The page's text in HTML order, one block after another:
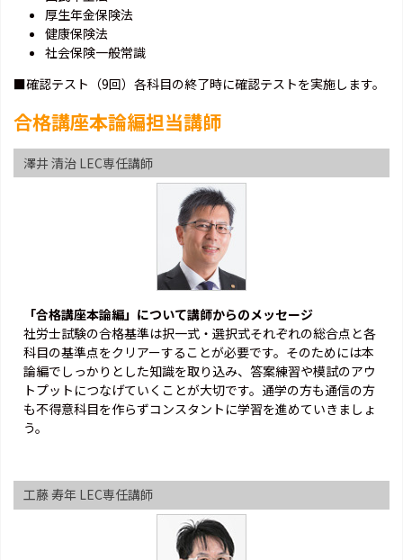
厚生年金保険法
健康保険法
社会保険一般常識
■確認テスト（9回）各科目の終了時に確認テストを実施します。
合格講座本論編担当講師
澤井 清治 LEC専任講師
「合格講座本論編」について講師からのメッセージ
社労士試験の合格基準は択一式・選択式それぞれの総合点と各
科目の基準点をクリアーすることが必要です。そのためには本
論編でしっかりとした知識を取り込み、答案練習や模試のアウ
トプットにつなげていくことが大切です。通学の方も通信の方
も不得意科目を作らずコンスタントに学習を進めていきましょ
う。
工藤 寿年 LEC専任講師